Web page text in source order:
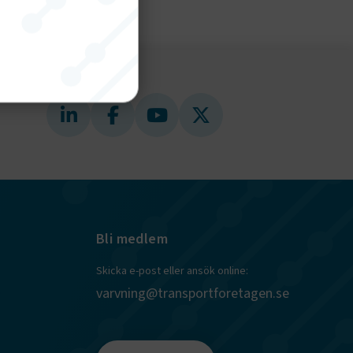
Bli medlem
Skicka e-post eller ansök online:
varvning@transportforetagen.se